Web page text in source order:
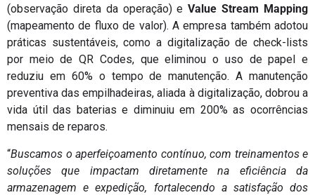
(observação direta da operação) eValue Stream Mapping
(mapeamento de fluxo de valor). A empresa também adotou
práticas sustentáveis, como a digitalização de check-lists
por meio de QR Codes, que eliminou o uso de papel e
reduziu em 60% o tempo de manutenção. A manutenção
preventiva das empilhadeiras, aliada à digitalização, dobrou a
vida útil das baterias e diminuiu em 200% as ocorrências
mensais de reparos.
“Buscamos o aperfeiçoamento contínuo, com treinamentos e
soluções que impactam diretamente na eficiência da
armazenagem e expedição, fortalecendo a satisfação dos